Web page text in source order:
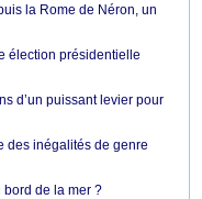
la Rome de Néron, un
élection présidentielle
d’un puissant levier pour
des inégalités de genre
de la mer ?